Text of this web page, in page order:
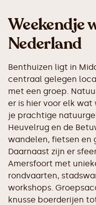
Weekendje
Nederland
Benthuizen ligt in
centraal gelegen
met een groep.
er is hier voor elk wat
je prachtige
Heuvelrug en de
wandelen, fietsen en
Daarnaast zijn er
Amersfoort met
rondvaarten,
workshops.
knusse boerderijen